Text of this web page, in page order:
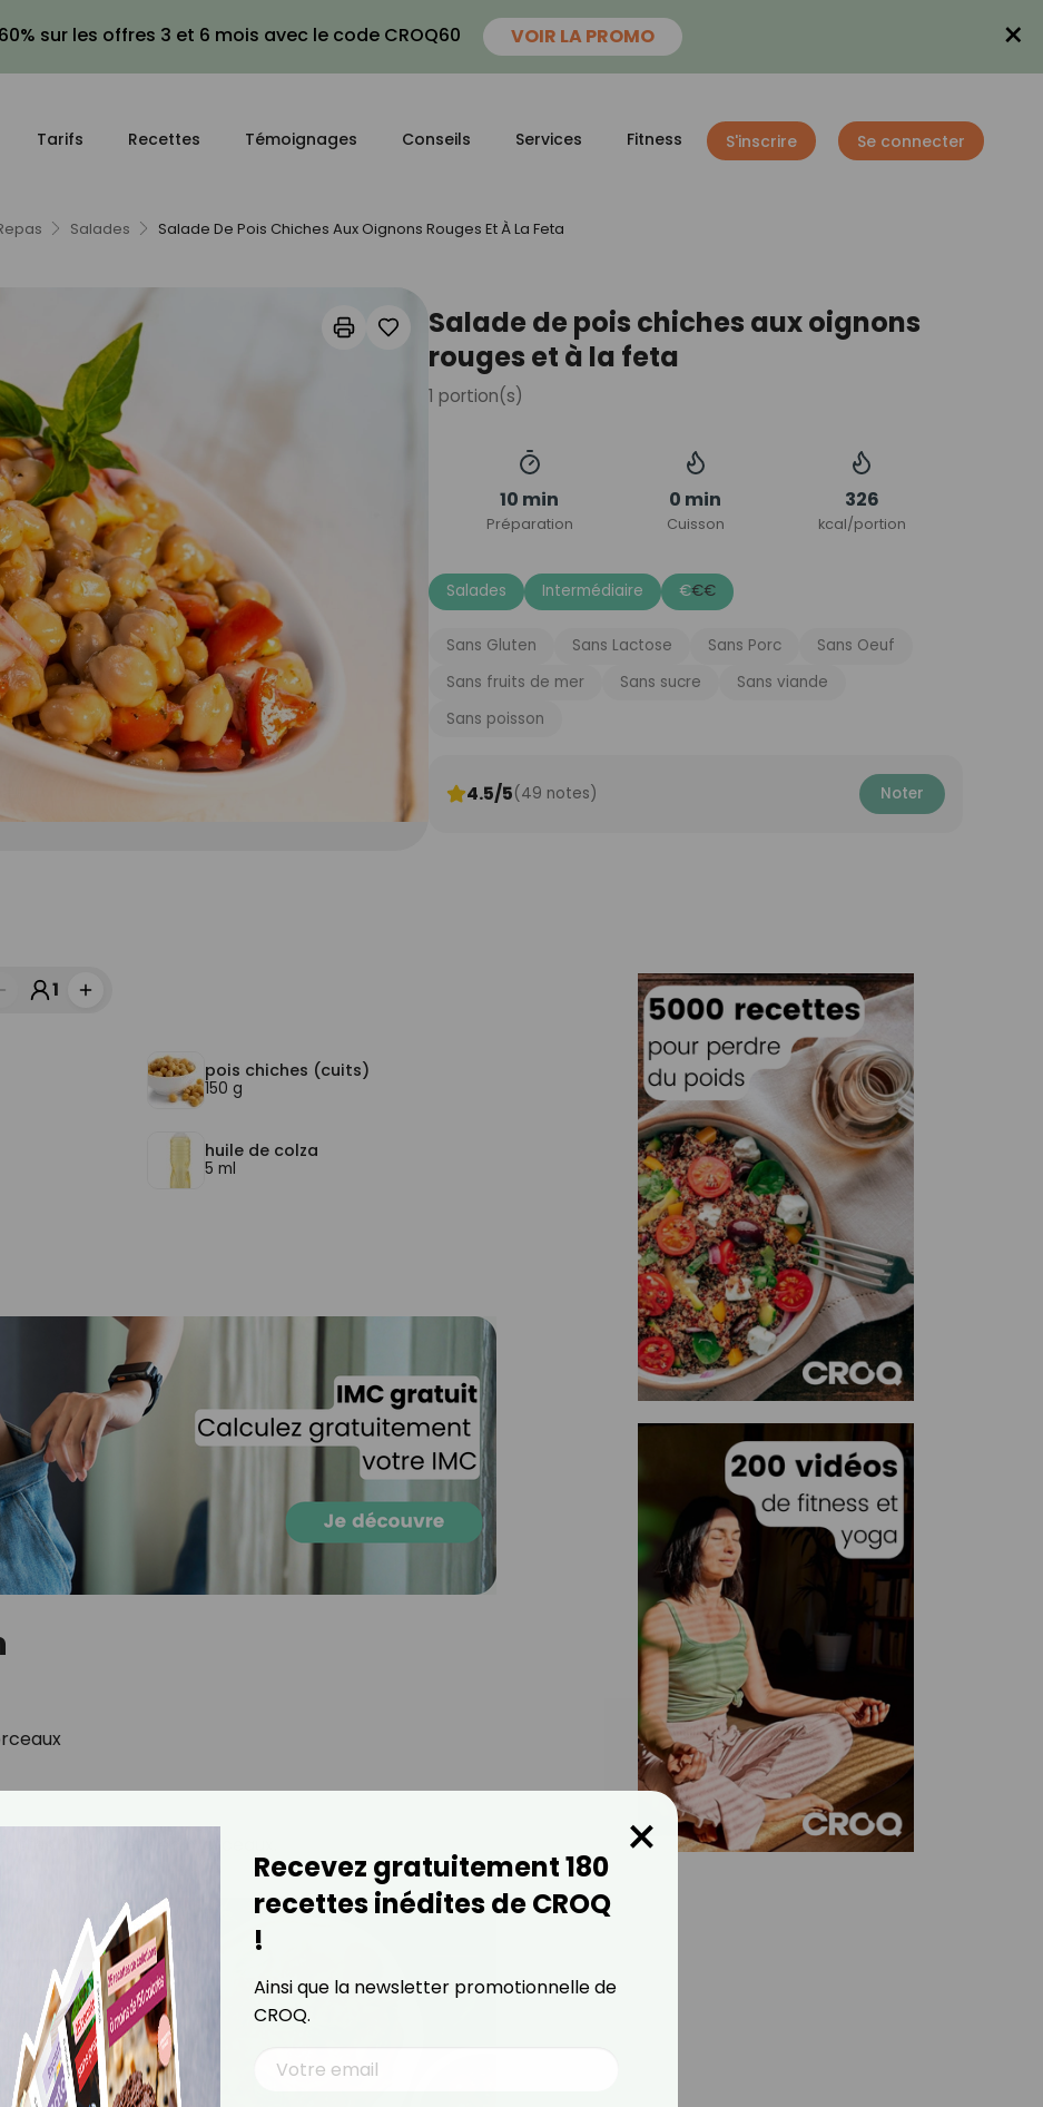
sur les offres 3 et 6 mois avec le code CROQ60 VOIR LA PROMO ×
Tarifs Recettes Témoignages Conseils Services Fitness S'inscrire Se connecter
Salades Salade De Pois Chiches Aux Oignons Rouges Et À La Feta
Salade de pois chiches aux oignons
rouges et à la feta
1 portion(s)
10 min
Préparation
0 min
Cuisson
326
kcal/portion
Salades Intermédiaire €€€
Sans Gluten Sans Lactose Sans Porc
Sans Oeuf
Sans fruits de mer
Sans sucre
Sans viande
Sans poisson
4.5/5(49 notes) Noter
1
pois chiches (cuits)
150 g
huile de colza
5 ml
puis la feta en morceaux.
×
Recevez gratuitement 180
recettes inédites de CROQ
!
Ainsi que la newsletter promotionnelle de
CROQ.